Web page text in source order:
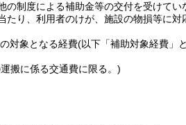
の制度による補助金等の交付を受けてい
たり、利用者のけが、施設の物損等に対
対象となる経費(以下「補助対象経費」
搬に係る交通費に限る。)